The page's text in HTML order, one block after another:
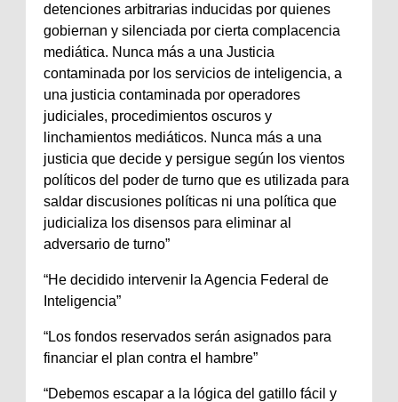
detenciones arbitrarias inducidas por quienes
gobiernan y silenciada por cierta complacencia
mediática. Nunca más a una Justicia
contaminada por los servicios de inteligencia, a
una justicia contaminada por operadores
judiciales, procedimientos oscuros y
linchamientos mediáticos. Nunca más a una
justicia que decide y persigue según los vientos
políticos del poder de turno que es utilizada para
saldar discusiones políticas ni una política que
judicializa los disensos para eliminar al
adversario de turno”
“He decidido intervenir la Agencia Federal de
Inteligencia”
“Los fondos reservados serán asignados para
financiar el plan contra el hambre”
“Debemos escapar a la lógica del gatillo fácil y